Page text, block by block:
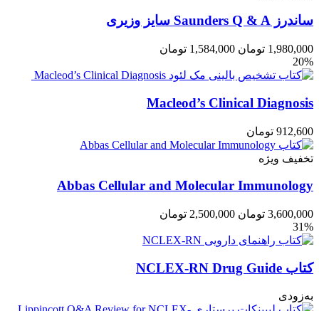
ساندرز Saunders Q & A سایز وزیری
1,980,000 تومان 1,584,000 تومان
20%
Macleod’s Clinical Diagnosis
912,600 تومان
تخفیف ویژه
Abbas Cellular and Molecular Immunology
3,600,000 تومان 2,500,000 تومان
31%
کتاب NCLEX-RN Drug Guide
به‌زودی